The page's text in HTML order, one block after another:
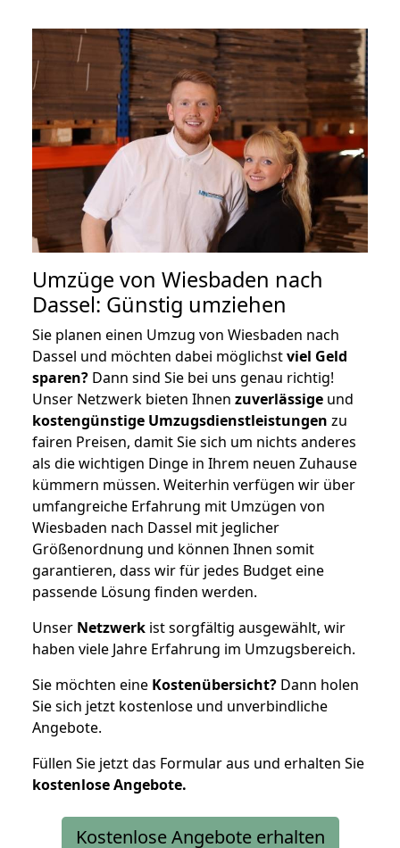
Umzüge von Wiesbaden nach
Dassel: Günstig umziehen
Sie planen einen Umzug von Wiesbaden nach
Dassel und möchten dabei möglichstviel Geld
sparen? Dann sind Sie bei uns genau richtig!
Unser Netzwerk bieten Ihnen zuverlässige und
kostengünstige Umzugsdienstleistungen zu
fairen Preisen, damit Sie sich um nichts anderes
als die wichtigen Dinge in Ihrem neuen Zuhause
kümmern müssen. Weiterhin verfügen wir über
umfangreiche Erfahrung mit Umzügen von
Wiesbaden nach Dassel mit jeglicher
Größenordnung und können Ihnen somit
garantieren, dass wir für jedes Budget eine
passende Lösung finden werden.
Unser Netzwerk ist sorgfältig ausgewählt, wir
haben viele Jahre Erfahrung im Umzugsbereich.
Sie möchten eine Kostenübersicht? Dann holen
Sie sich jetzt kostenlose und unverbindliche
Angebote.
Füllen Sie jetzt das Formular aus und erhalten Sie
kostenloseAngebote.
Kostenlose Angebote erhalten